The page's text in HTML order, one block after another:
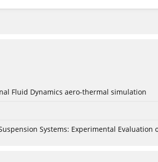
Fluid Dynamics aero-thermal simulation
Systems: Experimental Evaluation